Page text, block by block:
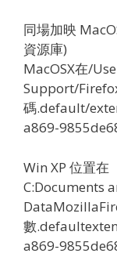
同場加映
資源庫)
MacOSX在/
Support/
碼.default/
a869-
Win XP 位置在
C:Documents
數
a869-